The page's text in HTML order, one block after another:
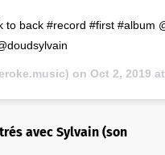
to back #record #first #album
on Oct 2, 2019
avec Sylvain (son